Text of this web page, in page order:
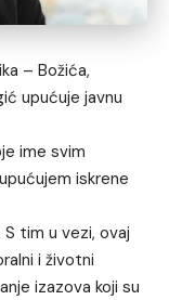
– Božića,
upućuje javnu
ime svim
iskrene
tim u vezi, ovaj
i životni
izazova koji su